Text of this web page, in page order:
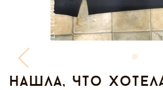
нашла, что